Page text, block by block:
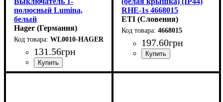
полюсный Lumina,
белый
Hager (Германия)
WL0010-HAGER
131.56грн
Тип электрофурнитуры:
Количество кнопок выключателя:
Подсветка: Без подсветки
Серия: Lumina
Цвет: Белый
RHE-1s 4668015
ETI (Словения)
4668015
197.60грн
Розетки